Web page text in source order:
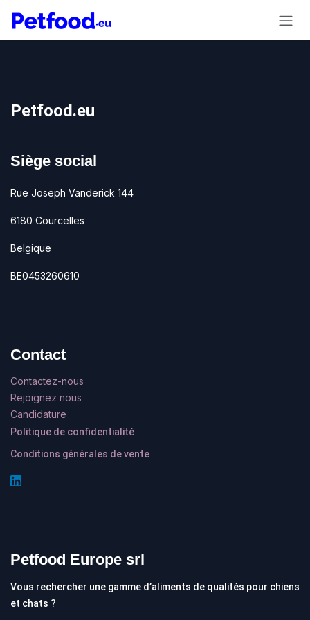
Petfood.eu
Siège social
Rue Joseph Vanderick 144
6180 Courcelles
Belgique
BE0453260610
Contact
Contactez-nous
Rejoignez nous
Candidature
Politique de confidentialité
Conditions générales de vente
Petfood Europe srl
Vous rechercher une gamme d’aliments de qualités pour chiens
et chats ?